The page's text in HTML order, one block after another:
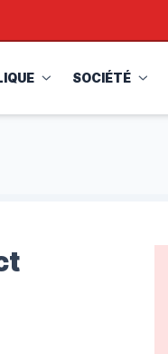
SOCIÉTÉ